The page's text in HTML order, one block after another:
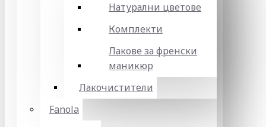
Натурални цветове
Комплекти
Лакове за френски
маникюр
Лакочистители
Fanola